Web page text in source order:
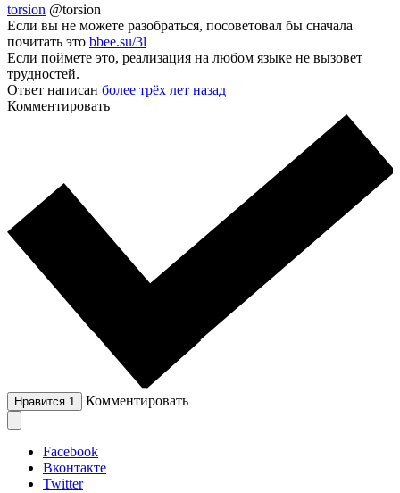
torsion @torsion
Если вы не можете разобраться, посоветовал бы сначала
почитать это bbee.su/3l
Если поймете это, реализация на любом языке не вызовет
трудностей.
Ответ написан более трёх лет назад
Комментировать
Нравится 1 Комментировать
Facebook
Вконтакте
Twitter